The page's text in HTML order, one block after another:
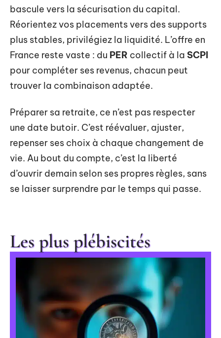
bascule vers la sécurisation du capital.
Réorientez vos placements vers des supports
plus stables, privilégiez la liquidité. L’offre en
France reste vaste : du PER collectif à la SCPI
pour compléter ses revenus, chacun peut
trouver la combinaison adaptée.
Préparer sa retraite, ce n’est pas respecter
une date butoir. C’est réévaluer, ajuster,
repenser ses choix à chaque changement de
vie. Au bout du compte, c’est la liberté
d’ouvrir demain selon ses propres règles, sans
se laisser surprendre par le temps qui passe.
Les plus plébiscités